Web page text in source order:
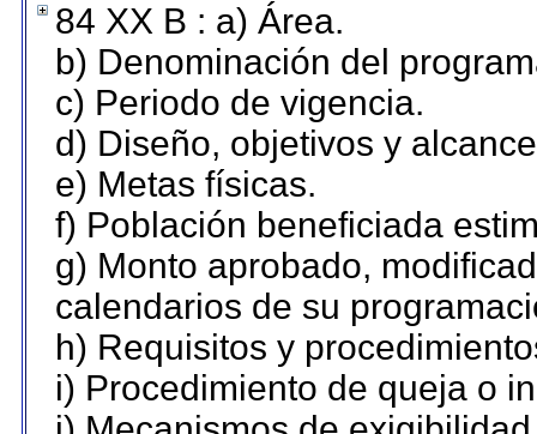
84 XX B : a) Área.
b) Denominación del
c) Periodo de vigencia.
d) Diseño, objetivos y
e) Metas físicas.
f) Población beneficiada
g) Monto aprobado,
calendarios de su
h) Requisitos y
i) Procedimiento de queja o